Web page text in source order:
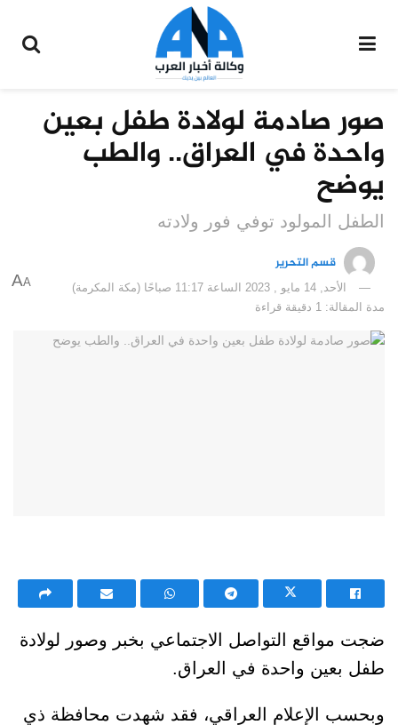
صور صادمة لولادة طفل بعين
واحدة في العراق.. والطب
يوضح
الطفل المولود توفي فور ولادته
قسم التحرير
الأحد, 14 مايو , 2023 الساعة 11:17 صباحًا (مكة المكرمة)
مدة المقالة: 1 دقيقة قراءة
A
A
ضجت مواقع التواصل الاجتماعي بخبر وصور لولادة
طفل بعين واحدة في العراق.
وبحسب الإعلام العراقي، فقد شهدت محافظة ذي